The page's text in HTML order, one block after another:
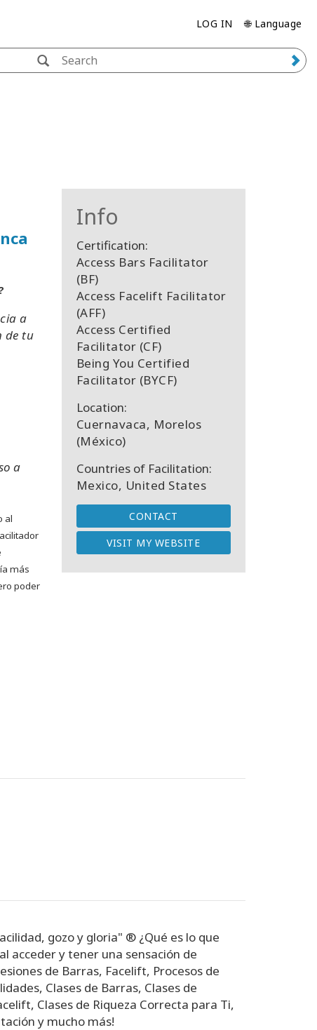
LOG IN 🌐 Language
a
de tu
a
al
más
poder
Info
Certification:
Access Bars Facilitator
(BF)
Access Facelift Facilitator
(AFF)
Access Certified
Facilitator (CF)
Being You Certified
Facilitator (BYCF)
Location:
Cuernavaca, Morelos
(México)
Countries of Facilitation:
Mexico, United States
CONTACT
VISIT MY WEBSITE
gozo y gloria" ®️ ¿Qué es lo que
acceder y tener una sensación de
de Barras, Facelift, Procesos de
Clases de Barras, Clases de
Clases de Riqueza Correcta para Ti,
y mucho más!